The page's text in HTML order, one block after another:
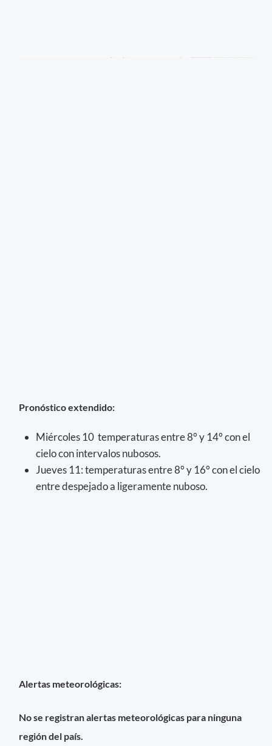
Pronóstico extendido:
Miércoles 10 temperaturas entre 8° y 14° con el
cielo con intervalos nubosos.
Jueves 11: temperaturas entre 8° y 16° con el cielo
entre despejado a ligeramente nuboso.
Alertas meteorológicas:
No se registran alertas meteorológicas para ninguna
región del país.